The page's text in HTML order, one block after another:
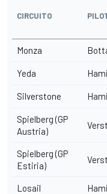
CIRCUITO
Monza
Yeda
Silverstone
Spielberg (GP
Austria)
Spielberg (GP
Estiria)
Losail